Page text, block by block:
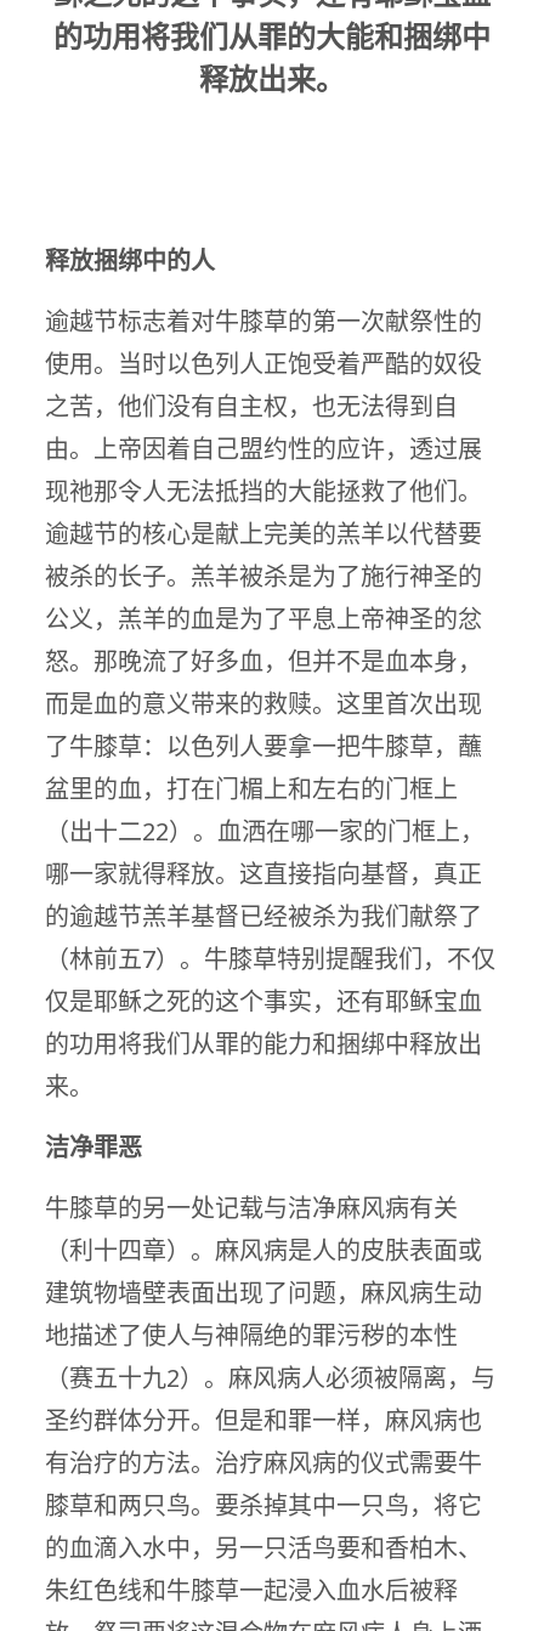
的功用将我们从罪的大能和捆绑中
释放出来。
释放捆绑中的人
逾越节标志着对牛膝草的第一次献祭性的
使用。当时以色列人正饱受着严酷的奴役
之苦，他们没有自主权，也无法得到自
由。上帝因着自己盟约性的应许，透过展
现祂那令人无法抵挡的大能拯救了他们。
逾越节的核心是献上完美的羔羊以代替要
被杀的长子。羔羊被杀是为了施行神圣的
公义，羔羊的血是为了平息上帝神圣的忿
怒。那晚流了好多血，但并不是血本身，
而是血的意义带来的救赎。这里首次出现
了牛膝草：以色列人要拿一把牛膝草，蘸
盆里的血，打在门楣上和左右的门框上
（出十二22）。血洒在哪一家的门框上，
哪一家就得释放。这直接指向基督，真正
的逾越节羔羊基督已经被杀为我们献祭了
（林前五7）。牛膝草特别提醒我们，不仅
仅是耶稣之死的这个事实，还有耶稣宝血
的功用将我们从罪的能力和捆绑中释放出
来。
洁净罪恶
牛膝草的另一处记载与洁净麻风病有关
（利十四章）。麻风病是人的皮肤表面或
建筑物墙壁表面出现了问题，麻风病生动
地描述了使人与神隔绝的罪污秽的本性
（赛五十九2）。麻风病人必须被隔离，与
圣约群体分开。但是和罪一样，麻风病也
有治疗的方法。治疗麻风病的仪式需要牛
膝草和两只鸟。要杀掉其中一只鸟，将它
的血滴入水中，另一只活鸟要和香柏木、
朱红色线和牛膝草一起浸入血水后被释